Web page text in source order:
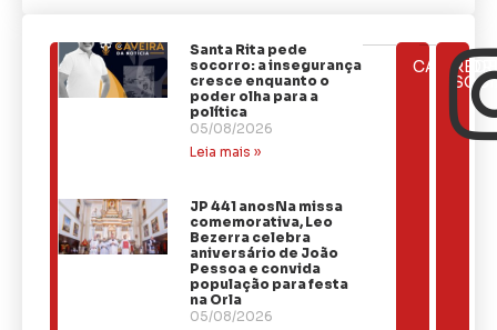
ÚLTIMAS
NOTÍCIAS
Santa Rita pede
socorro: a insegurança
cresce enquanto o
poder olha para a
política
05/08/2026
Leia mais »
JP 441 anosNa missa
comemorativa, Leo
Bezerra celebra
aniversário de João
Pessoa e convida
população para festa
na Orla
05/08/2026